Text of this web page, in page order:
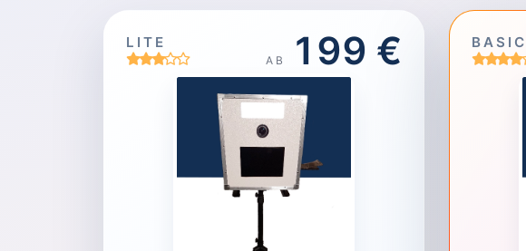
LITE
AB 199 € BASIC